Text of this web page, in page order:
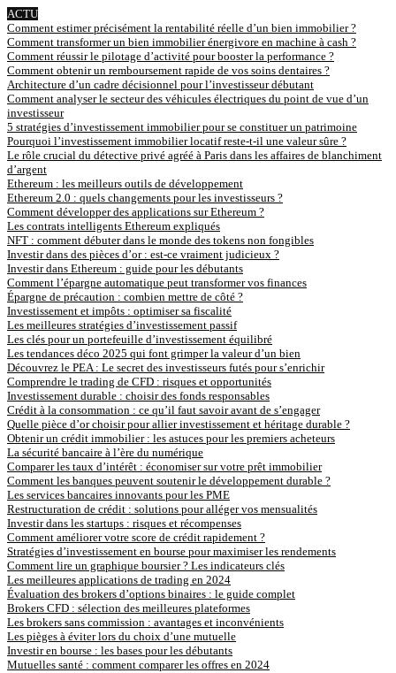
ACTU
Comment estimer précisément la rentabilité réelle d’un bien immobilier ?
Comment transformer un bien immobilier énergivore en machine à cash ?
Comment réussir le pilotage d’activité pour booster la performance ?
Comment obtenir un remboursement rapide de vos soins dentaires ?
Architecture d’un cadre décisionnel pour l’investisseur débutant
Comment analyser le secteur des véhicules électriques du point de vue d’un
investisseur
5 stratégies d’investissement immobilier pour se constituer un patrimoine
Pourquoi l’investissement immobilier locatif reste-t-il une valeur sûre ?
Le rôle crucial du détective privé agréé à Paris dans les affaires de blanchiment
d’argent
Ethereum : les meilleurs outils de développement
Ethereum 2.0 : quels changements pour les investisseurs ?
Comment développer des applications sur Ethereum ?
Les contrats intelligents Ethereum expliqués
NFT : comment débuter dans le monde des tokens non fongibles
Investir dans des pièces d’or : est-ce vraiment judicieux ?
Investir dans Ethereum : guide pour les débutants
Comment l’épargne automatique peut transformer vos finances
Épargne de précaution : combien mettre de côté ?
Investissement et impôts : optimiser sa fiscalité
Les meilleures stratégies d’investissement passif
Les clés pour un portefeuille d’investissement équilibré
Les tendances déco 2025 qui font grimper la valeur d’un bien
Découvrez le PEA : Le secret des investisseurs futés pour s’enrichir
Comprendre le trading de CFD : risques et opportunités
Investissement durable : choisir des fonds responsables
Crédit à la consommation : ce qu’il faut savoir avant de s’engager
Quelle pièce d’or choisir pour allier investissement et héritage durable ?
Obtenir un crédit immobilier : les astuces pour les premiers acheteurs
La sécurité bancaire à l’ère du numérique
Comparer les taux d’intérêt : économiser sur votre prêt immobilier
Comment les banques peuvent soutenir le développement durable ?
Les services bancaires innovants pour les PME
Restructuration de crédit : solutions pour alléger vos mensualités
Investir dans les startups : risques et récompenses
Comment améliorer votre score de crédit rapidement ?
Stratégies d’investissement en bourse pour maximiser les rendements
Comment lire un graphique boursier ? Les indicateurs clés
Les meilleures applications de trading en 2024
Évaluation des brokers d’options binaires : le guide complet
Brokers CFD : sélection des meilleures plateformes
Les brokers sans commission : avantages et inconvénients
Les pièges à éviter lors du choix d’une mutuelle
Investir en bourse : les bases pour les débutants
Mutuelles santé : comment comparer les offres en 2024